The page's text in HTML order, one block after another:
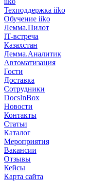
Техподдержка iiko
Обучение iiko
Лемма.Пилот
IT-встреча
Казахстан
Лемма.Аналитик
Автоматизация
Гости
Доставка
Сотрудники
DocsInBox
Новости
Контакты
Статьи
Каталог
Мероприятия
Вакансии
Отзывы
Кейсы
Карта сайта